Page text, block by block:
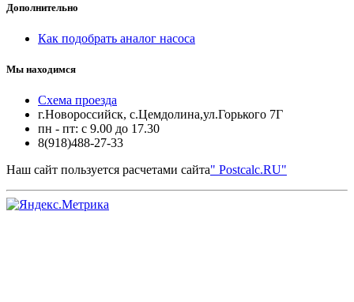
Дополнительно
Как подобрать аналог насоса
Мы находимся
Схема проезда
г.Новороссийск, с.Цемдолина,ул.Горького 7Г
пн - пт: с 9.00 до 17.30
8(918)488-27-33
Наш сайт пользуется расчетами сайта" Postcalc.RU"